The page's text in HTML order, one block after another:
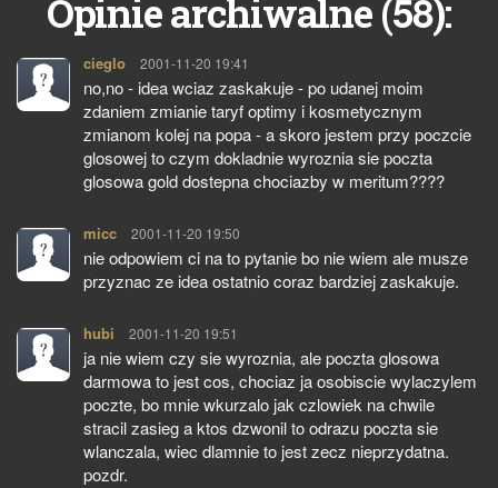
Opinie archiwalne (58):
cieglo pisze:
2001-11-20 19:41
no,no - idea wciaz zaskakuje - po udanej moim
zdaniem zmianie taryf optimy i kosmetycznym
zmianom kolej na popa - a skoro jestem przy poczcie
glosowej to czym dokladnie wyroznia sie poczta
glosowa gold dostepna chociazby w meritum????
micc pisze:
2001-11-20 19:50
nie odpowiem ci na to pytanie bo nie wiem ale musze
przyznac ze idea ostatnio coraz bardziej zaskakuje.
hubi pisze:
2001-11-20 19:51
ja nie wiem czy sie wyroznia, ale poczta glosowa
darmowa to jest cos, chociaz ja osobiscie wylaczylem
poczte, bo mnie wkurzalo jak czlowiek na chwile
stracil zasieg a ktos dzwonil to odrazu poczta sie
wlanczala, wiec dlamnie to jest zecz nieprzydatna.
pozdr.